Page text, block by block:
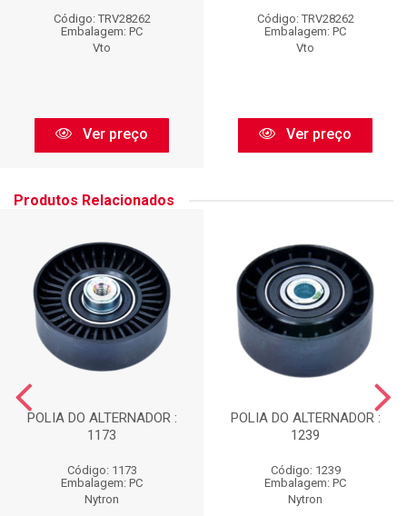
Código: TRV28262
Embalagem: PC
Vto
Ver preço
Código: TRV28262
Embalagem: PC
Vto
Ver preço
Produtos Relacionados
POLIA DO ALTERNADOR :
1173
Código: 1173
Embalagem: PC
Nytron
POLIA DO ALTERNADOR :
1239
Código: 1239
Embalagem: PC
Nytron